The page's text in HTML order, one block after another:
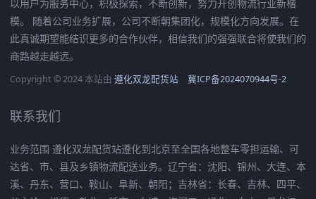
以用户为服务中心，积极探索，不断创新，努力开创物流行业新楷
模。 随着公司业务扩展，公司不断朝集团化，规模化方向发展。在
此真诚期望能结识更多的合作伙伴，相信我们的强强联合将使我们的
商路越走越远。
Copyright © 2024 本站由 遵化双龙配货站 冀ICP备2024070944号-2
联系我们
业务范围 遵化双龙配货站遵化到北京至全国各地整车零担运输、可
达省、市、县及乡镇物流配送业务。辽宁省：沈阳、锦州、大连、本
溪、丹东、营口、鞍山、阜新、朝阳；吉林省：长春、吉林、四平、